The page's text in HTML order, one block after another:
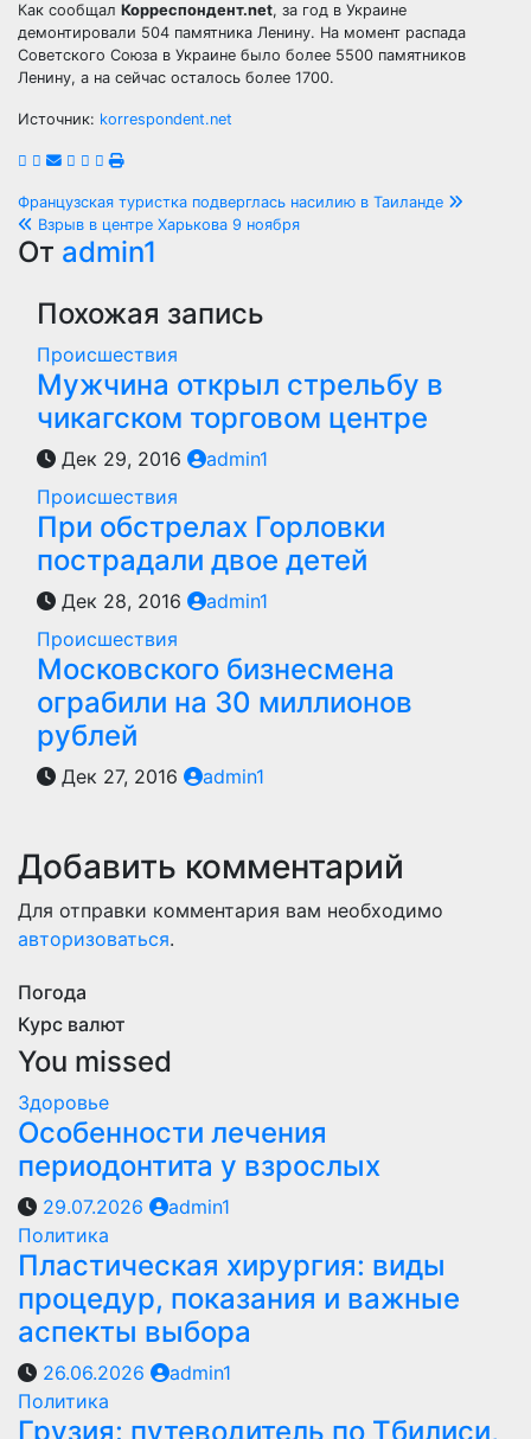
Как сообщал Корреспондент.net, за год в Украине
демонтировали 504 памятника Ленину. На момент распада
Советского Союза в Украине было более 5500 памятников
Ленину, а на сейчас осталось более 1700.
Источник: korrespondent.net
Навигация
по
записям
Французская туристка подверглась насилию в Таиланде
Взрыв в центре Харькова 9 ноября
От admin1
Похожая запись
Происшествия
Мужчина открыл стрельбу в
чикагском торговом центре
Дек 29, 2016
admin1
Происшествия
При обстрелах Горловки
пострадали двое детей
Дек 28, 2016
admin1
Происшествия
Московского бизнесмена
ограбили на 30 миллионов
рублей
Дек 27, 2016 admin1
Добавить комментарий
Для отправки комментария вам необходимо
авторизоваться.
Погода
Курс валют
You missed
Здоровье
Особенности лечения
периодонтита у взрослых
29.07.2026
admin1
Политика
Пластическая хирургия: виды
процедур, показания и важные
аспекты выбора
26.06.2026
admin1
Политика
Грузия: путеводитель по Тбилиси,